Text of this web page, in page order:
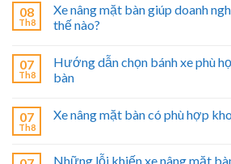
08
Th8
Xe nâng mặt bàn giúp doanh
thế nào?
07
Th8
Hướng dẫn chọn bánh xe phù
bàn
07
Th8
Xe nâng mặt bàn có phù hợp
Những lỗi khiến xe nâng mặt